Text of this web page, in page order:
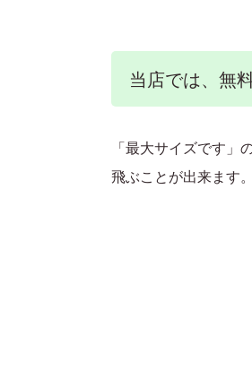
当店では、無
「最大サイズです
飛ぶことが出来ます。